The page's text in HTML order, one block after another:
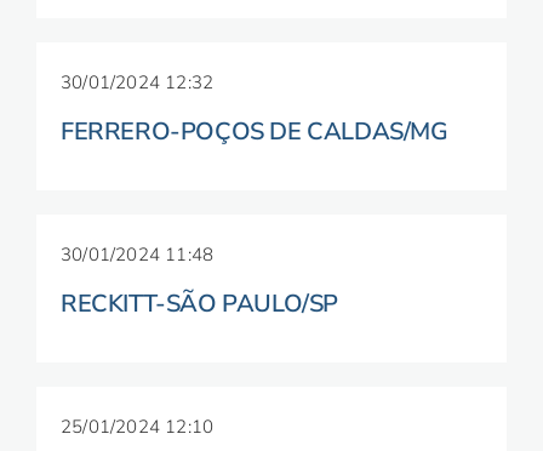
30/01/2024 12:32
FERRERO-POÇOS DE CALDAS/MG
30/01/2024 11:48
RECKITT-SÃO PAULO/SP
25/01/2024 12:10